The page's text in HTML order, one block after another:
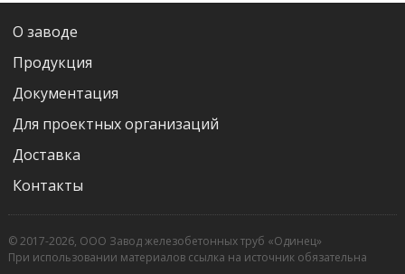
О заводе
Продукция
Документация
Для проектных организаций
Доставка
Контакты
© 2017-2026, ООО Завод железобетонных труб «Одинец»
При использовании материалов ссылка на источник обязательна